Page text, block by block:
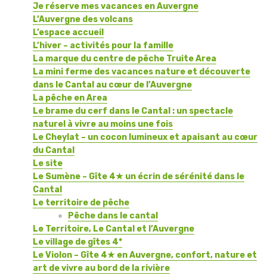
Je réserve mes vacances en Auvergne
L’Auvergne des volcans
L’espace accueil
L’hiver – activités pour la famille
La marque du centre de pêche Truite Area
La mini ferme des vacances nature et découverte
dans le Cantal au cœur de l’Auvergne
La pêche en Area
Le brame du cerf dans le Cantal : un spectacle
naturel à vivre au moins une fois
Le Cheylat – un cocon lumineux et apaisant au cœur
du Cantal
Le site
Le Sumène – Gîte 4★ un écrin de sérénité dans le
Cantal
Le territoire de pêche
Pêche dans le cantal
Le Territoire, Le Cantal et l’Auvergne
Le village de gîtes 4*
Le Violon – Gîte 4★ en Auvergne, confort, nature et
art de vivre au bord de la rivière